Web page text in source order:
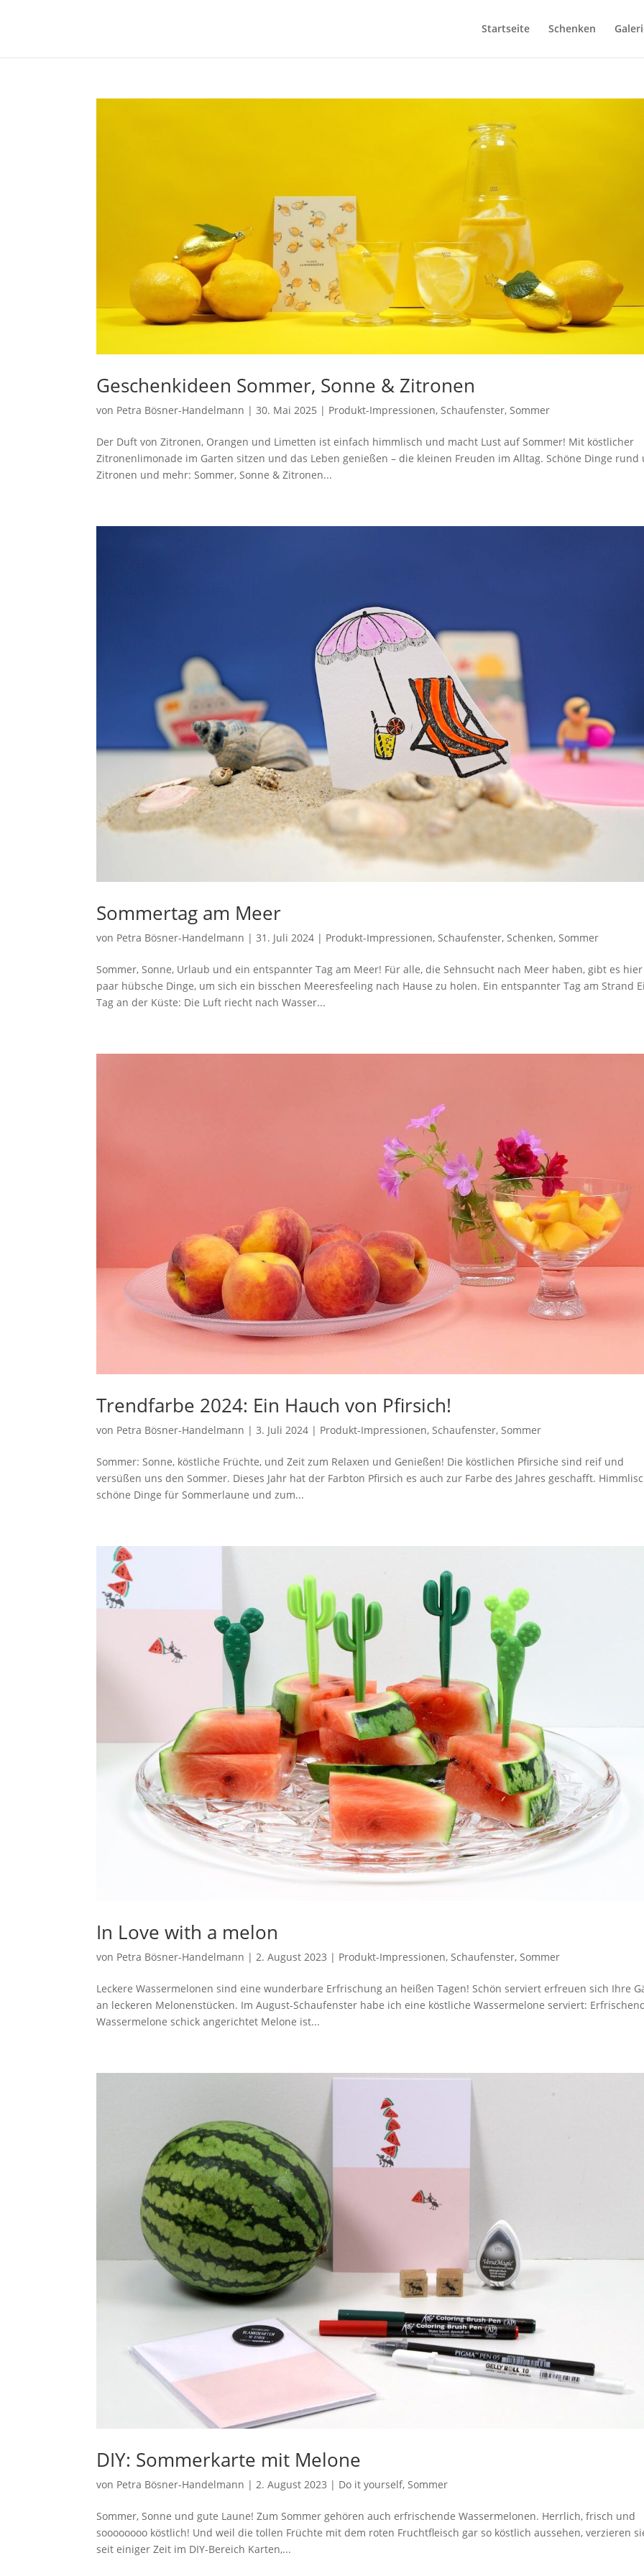
Startseite Schenken
Geschenkideen Sommer, Sonne & Zitronen
von Petra Bösner-Handelmann |30. Mai 2025 | Produkt-Impressionen,Schaufenster,Sommer
Der Duft von Zitronen, Orangen und Limetten ist einfach himmlisch und macht Lust auf Sommer! Mit köstlicher
Zitronenlimonade im Garten sitzen und das Leben genießen – die kleinen Freuden im Alltag. Schöne Dinge rund
Zitronen und mehr: Sommer, Sonne & Zitronen...
Sommertag am Meer
von Petra Bösner-Handelmann |31. Juli 2024 | Produkt-Impressionen,Schaufenster,Schenken,Sommer
Sommer, Sonne, Urlaub und ein entspannter Tag am Meer! Für alle, die Sehnsucht nach Meer haben, gibt es
paar hübsche Dinge, um sich ein bisschen Meeresfeeling nach Hause zu holen. Ein entspannter Tag am Strand
Tag an der Küste: Die Luft riecht nach Wasser...
Trendfarbe 2024: Ein Hauch von Pfirsich!
von Petra Bösner-Handelmann |3. Juli 2024 | Produkt-Impressionen, Schaufenster, Sommer
Sommer: Sonne, köstliche Früchte, und Zeit zum Relaxen und Genießen! Die köstlichen Pfirsiche sind reif und
versüßen uns den Sommer. Dieses Jahr hat der Farbton Pfirsich es auch zur Farbe des Jahres geschafft.
schöne Dinge für Sommerlaune und zum...
In Love with a melon
von Petra Bösner-Handelmann |2. August 2023 | Produkt-Impressionen,Schaufenster,Sommer
Leckere Wassermelonen sind eine wunderbare Erfrischung an heißen Tagen! Schön serviert erfreuen sich Ihre
an leckeren Melonenstücken. Im August-Schaufenster habe ich eine köstliche Wassermelone serviert:
Wassermelone schick angerichtet Melone ist...
DIY: Sommerkarte mit Melone
von Petra Bösner-Handelmann |2. August 2023 | Do it yourself,Sommer
Sommer, Sonne und gute Laune! Zum Sommer gehören auch erfrischende Wassermelonen. Herrlich, frisch und
soooooooo köstlich! Und weil die tollen Früchte mit dem roten Fruchtfleisch gar so köstlich aussehen, verzieren
seit einiger Zeit im DIY-Bereich Karten,...